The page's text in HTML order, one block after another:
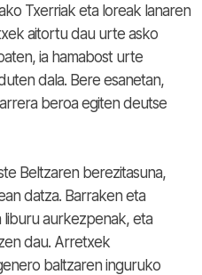
Txerriak eta loreak lanaren
aitortu dau urte asko
ia hamabost urte
dala. Bere esanetan,
beroa egiten deutse
Beltzaren berezitasuna,
datza. Barraken eta
aurkezpenak, eta
dau. Arretxek
baltzaren inguruko